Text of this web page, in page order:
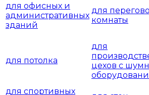
для офисных и
административных
зданий
для
комнаты
для потолка
для
цехов с
для спортивных